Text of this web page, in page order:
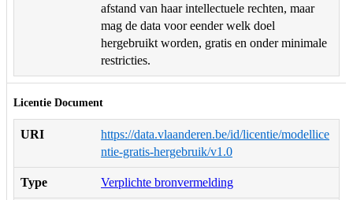
afstand van haar intellectuele rechten, maar
mag de data voor eender welk doel
hergebruikt worden, gratis en onder minimale
restricties.
Licentie Document
URI
https://data.vlaanderen.be/id/licentie/modellice
ntie-gratis-hergebruik/v1.0
Type Verplichte bronvermelding